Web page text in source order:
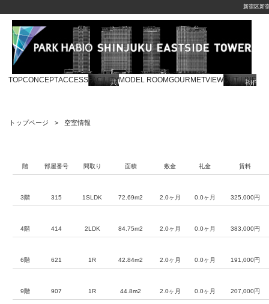
新宿区新
TOPCONCEPTACCESS FACILITYMODEL ROOMGOURMETVIEWOUT LINE
トップページ 空室情報
階 部屋番号 間取り 面積 敷金 礼金 賃料
3階 315 1SLDK 72.69m2 2.0ヶ月 0.0ヶ月 325,000円
4階 414 2LDK 84.75m2 2.0ヶ月 0.0ヶ月 383,000円
6階 621 1R 42.84m2 2.0ヶ月 0.0ヶ月 191,000円
9階 907 1R 44.8m2 2.0ヶ月 0.0ヶ月 207,000円